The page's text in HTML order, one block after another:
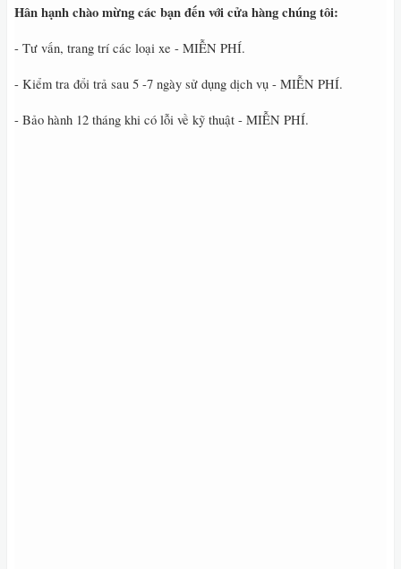
Hân hạnh chào mừng các bạn đến với cửa hàng chúng tôi:
- Tư vấn, trang trí các loại xe - MIỄN PHÍ.
- Kiểm tra đổi trả sau 5 -7 ngày sử dụng dịch vụ - MIỄN PHÍ.
- Bảo hành 12 tháng khi có lỗi về kỹ thuật - MIỄN PHÍ.